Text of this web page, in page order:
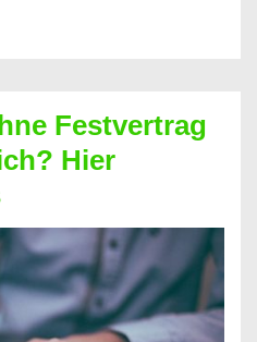
Festvertrag
Hier